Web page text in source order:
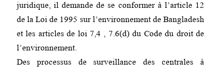
juridique, il demande de se conformer à l’article 12
de la Loi de 1995 sur l’environnement de Bangladesh
et les articles de loi 7,4 , 7.6(d) du Code du droit de
l’environnement.
Des processus de surveillance des centrales à